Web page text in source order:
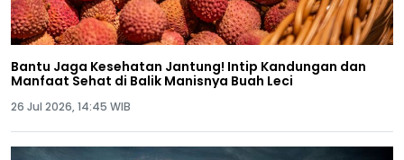
Bantu Jaga Kesehatan Jantung! Intip Kandungan dan
Manfaat Sehat di Balik Manisnya Buah Leci
26 Jul 2026, 14:45 WIB